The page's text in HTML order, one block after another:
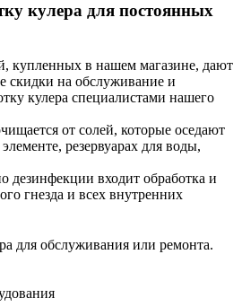
кулера для постоянных
купленных в нашем магазине, дают
скидки на обслуживание и
кулера специалистами нашего
от солей, которые оседают
резервуарах для воды,
дезинфекции входит обработка и
гнезда и всех внутренних
для обслуживания или ремонта.